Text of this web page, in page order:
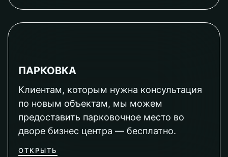
ПАРКОВКА
Клиентам, которым нужна консультация
по новым объектам, мы можем
предоставить парковочное место во
дворе бизнес центра — бесплатно.
ОТКРЫТЬ